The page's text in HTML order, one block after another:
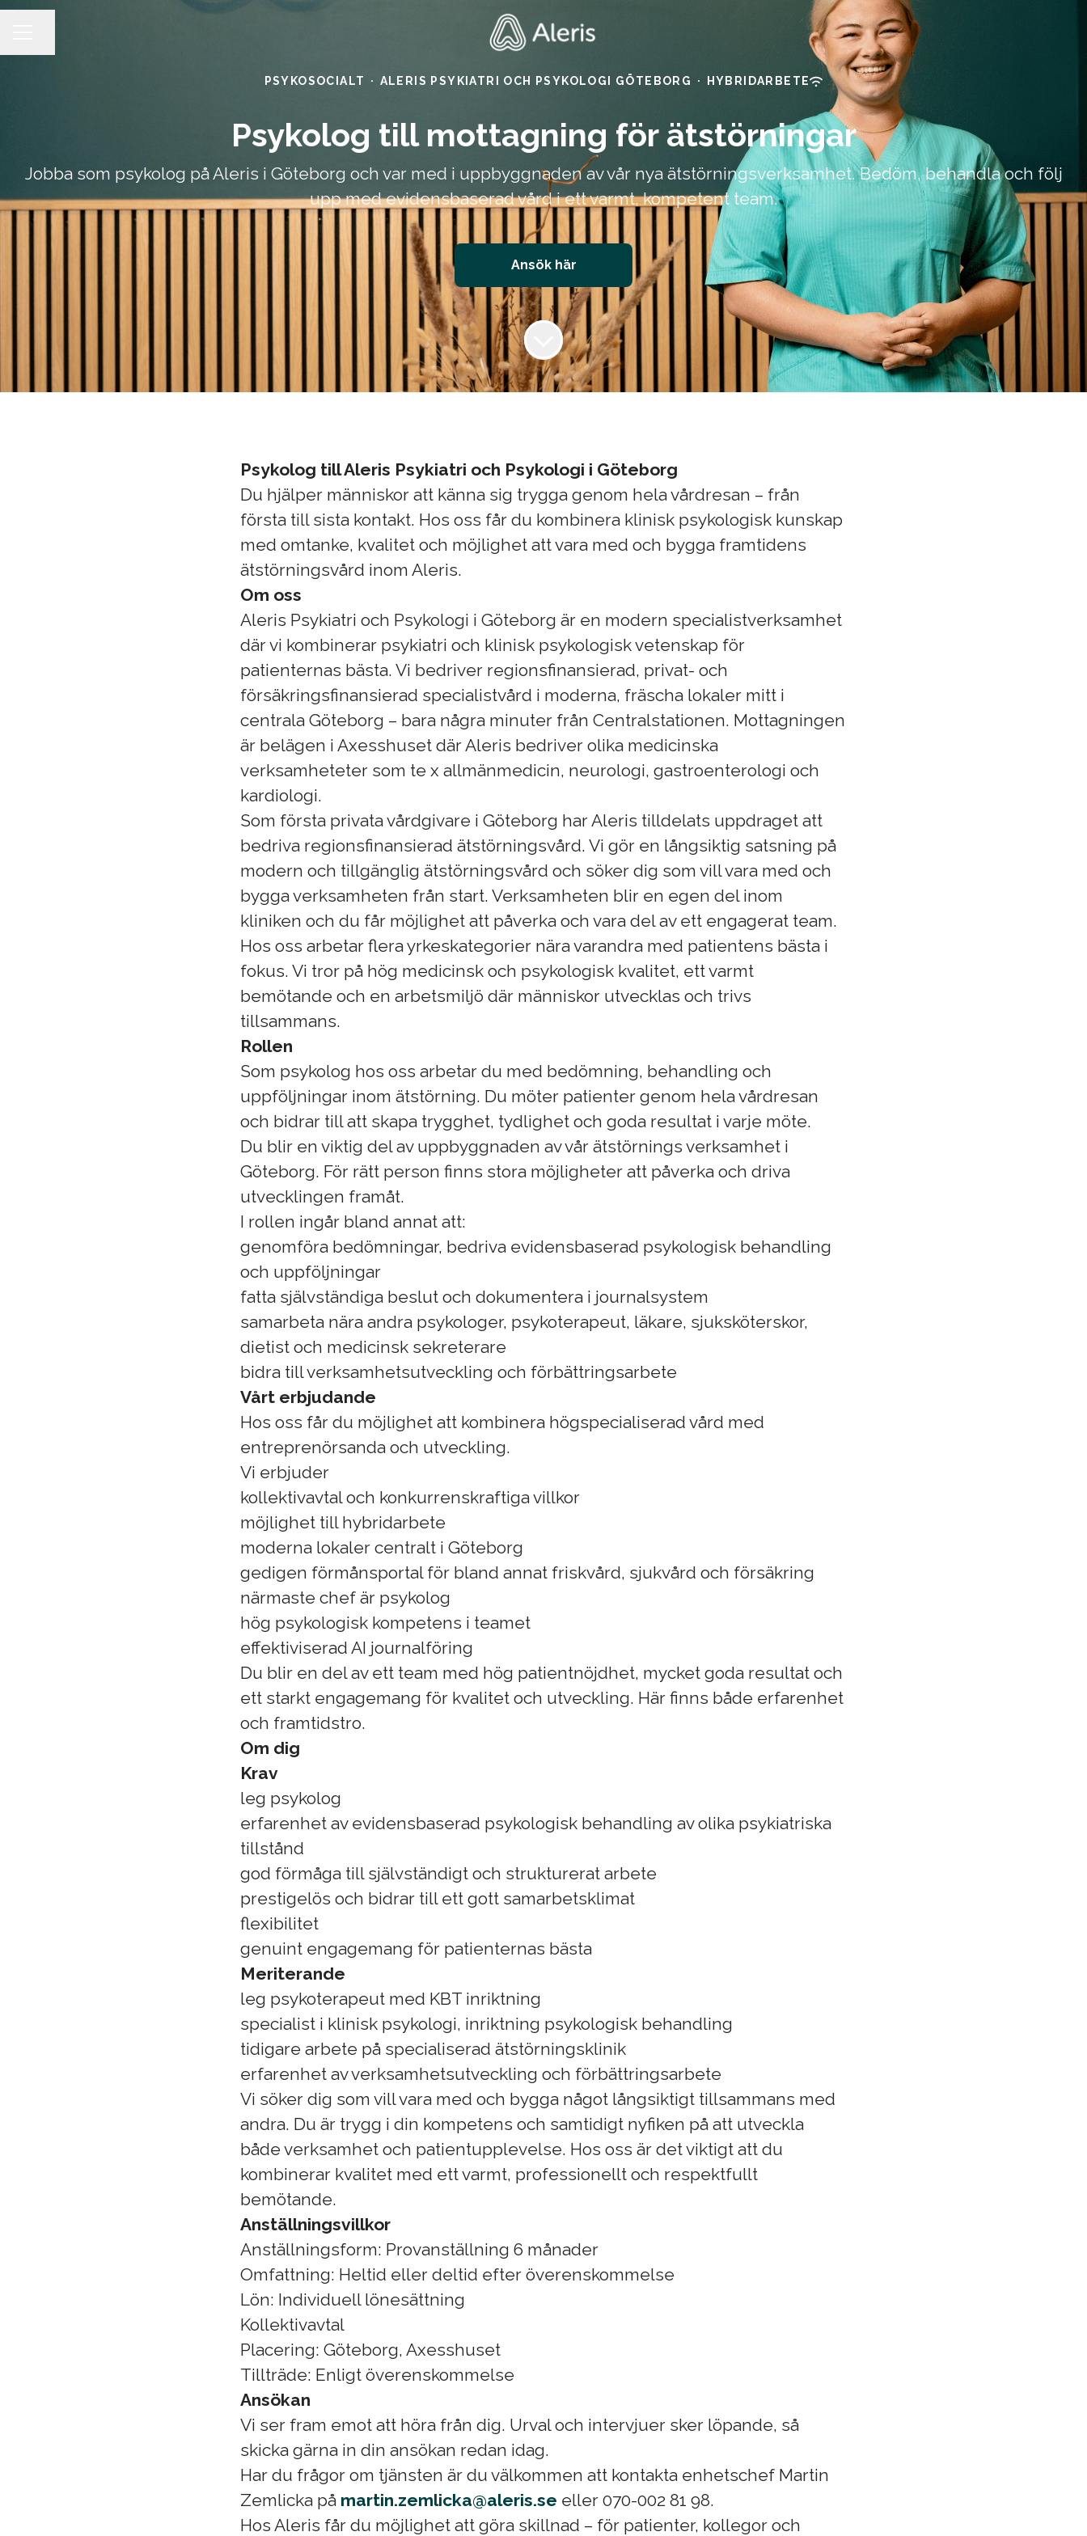
PSYKOSOCIALT · ALERIS PSYKIATRI OCH PSYKOLOGI GÖTEBORG · HYBRIDARBETE
Psykolog till mottagning för ätstörningar
Jobba som psykolog på Aleris i Göteborg och var med i uppbyggnaden av vår nya ätstörningsverksamhet. Bedöm, behandla och följ
upp med evidensbaserad vård i ett varmt, kompetent team.
Ansök här
Psykolog till Aleris Psykiatri och Psykologi i Göteborg
Du hjälper människor att känna sig trygga genom hela vårdresan – från
första till sista kontakt. Hos oss får du kombinera klinisk psykologisk kunskap
med omtanke, kvalitet och möjlighet att vara med och bygga framtidens
ätstörningsvård inom Aleris.
Om oss
Aleris Psykiatri och Psykologi i Göteborg är en modern specialistverksamhet
där vi kombinerar psykiatri och klinisk psykologisk vetenskap för
patienternas bästa. Vi bedriver regionsfinansierad, privat- och
försäkringsfinansierad specialistvård i moderna, fräscha lokaler mitt i
centrala Göteborg – bara några minuter från Centralstationen. Mottagningen
är belägen i Axesshuset där Aleris bedriver olika medicinska
verksamheteter som te x allmänmedicin, neurologi, gastroenterologi och
kardiologi.
Som första privata vårdgivare i Göteborg har Aleris tilldelats uppdraget att
bedriva regionsfinansierad ätstörningsvård. Vi gör en långsiktig satsning på
modern och tillgänglig ätstörningsvård och söker dig som vill vara med och
bygga verksamheten från start. Verksamheten blir en egen del inom
kliniken och du får möjlighet att påverka och vara del av ett engagerat team.
Hos oss arbetar flera yrkeskategorier nära varandra med patientens bästa i
fokus. Vi tror på hög medicinsk och psykologisk kvalitet, ett varmt
bemötande och en arbetsmiljö där människor utvecklas och trivs
tillsammans.
Rollen
Som psykolog hos oss arbetar du med bedömning, behandling och
uppföljningar inom ätstörning. Du möter patienter genom hela vårdresan
och bidrar till att skapa trygghet, tydlighet och goda resultat i varje möte.
Du blir en viktig del av uppbyggnaden av vår ätstörnings verksamhet i
Göteborg. För rätt person finns stora möjligheter att påverka och driva
utvecklingen framåt.
I rollen ingår bland annat att:
genomföra bedömningar, bedriva evidensbaserad psykologisk behandling
och uppföljningar
fatta självständiga beslut och dokumentera i journalsystem
samarbeta nära andra psykologer, psykoterapeut, läkare, sjuksköterskor,
dietist och medicinsk sekreterare
bidra till verksamhetsutveckling och förbättringsarbete
Vårt erbjudande
Hos oss får du möjlighet att kombinera högspecialiserad vård med
entreprenörsanda och utveckling.
Vi erbjuder
kollektivavtal och konkurrenskraftiga villkor
möjlighet till hybridarbete
moderna lokaler centralt i Göteborg
gedigen förmånsportal för bland annat friskvård, sjukvård och försäkring
närmaste chef är psykolog
hög psykologisk kompetens i teamet
effektiviserad AI journalföring
Du blir en del av ett team med hög patientnöjdhet, mycket goda resultat och
ett starkt engagemang för kvalitet och utveckling. Här finns både erfarenhet
och framtidstro.
Om dig
Krav
leg psykolog
erfarenhet av evidensbaserad psykologisk behandling av olika psykiatriska
tillstånd
god förmåga till självständigt och strukturerat arbete
prestigelös och bidrar till ett gott samarbetsklimat
flexibilitet
genuint engagemang för patienternas bästa
Meriterande
leg psykoterapeut med KBT inriktning
specialist i klinisk psykologi, inriktning psykologisk behandling
tidigare arbete på specialiserad ätstörningsklinik
erfarenhet av verksamhetsutveckling och förbättringsarbete
Vi söker dig som vill vara med och bygga något långsiktigt tillsammans med
andra. Du är trygg i din kompetens och samtidigt nyfiken på att utveckla
både verksamhet och patientupplevelse. Hos oss är det viktigt att du
kombinerar kvalitet med ett varmt, professionellt och respektfullt
bemötande.
Anställningsvillkor
Anställningsform: Provanställning 6 månader
Omfattning: Heltid eller deltid efter överenskommelse
Lön: Individuell lönesättning
Kollektivavtal
Placering: Göteborg, Axesshuset
Tillträde: Enligt överenskommelse
Ansökan
Vi ser fram emot att höra från dig. Urval och intervjuer sker löpande, så
skicka gärna in din ansökan redan idag.
Har du frågor om tjänsten är du välkommen att kontakta enhetschef Martin
Zemlicka på martin.zemlicka@aleris.se eller 070-002 81 98.
Hos Aleris får du möjlighet att göra skillnad – för patienter, kollegor och